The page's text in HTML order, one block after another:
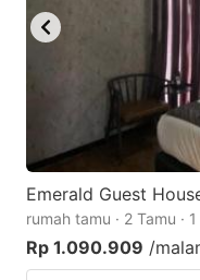
Emerald Guest
rumah tamu · 2 Tamu ·
Rp 1.090.909 /